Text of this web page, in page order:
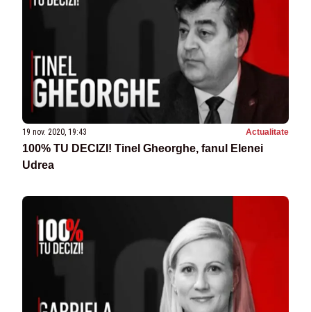
19 nov. 2020, 19:43 Actualitate
100% TU DECIZI! Tinel Gheorghe, fanul Elenei
Udrea